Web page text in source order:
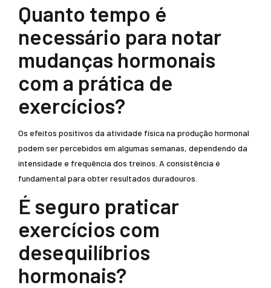
Quanto tempo é
necessário para notar
mudanças hormonais
com a prática de
exercícios?
Os efeitos positivos da atividade física na produção hormonal
podem ser percebidos em algumas semanas, dependendo da
intensidade e frequência dos treinos. A consistência é
fundamental para obter resultados duradouros.
É seguro praticar
exercícios com
desequilíbrios
hormonais?